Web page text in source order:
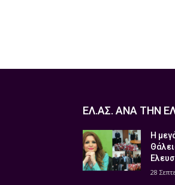
ΕΛ.ΑΣ. ΑΝΑ ΤΗΝ
Η
28